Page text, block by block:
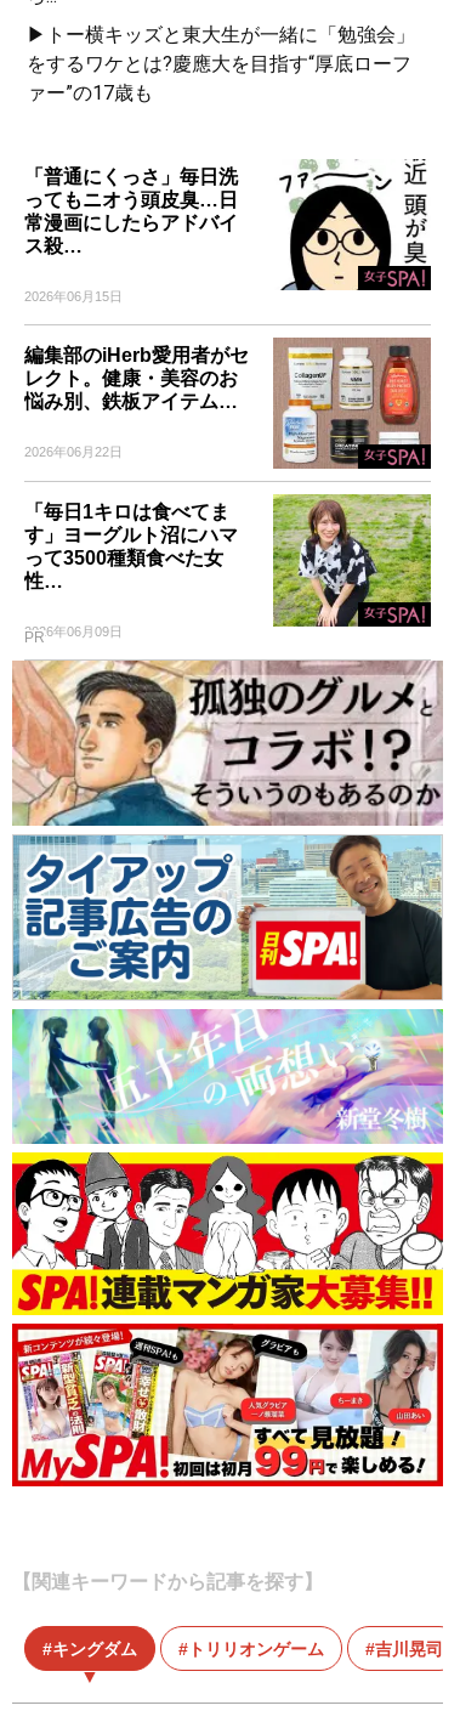
▶トー横キッズと東大生が一緒に「勉強会」
をするワケとは?慶應大を目指す“厚底ローフ
ァー”の17歳も
「普通にくっさ」毎日洗
ってもニオう頭皮臭…日
常漫画にしたらアドバイ
ス殺…
2026年06月15日
編集部のiHerb愛用者がセ
レクト。健康・美容のお
悩み別、鉄板アイテム…
2026年06月22日
「毎日1キロは食べてま
す」ヨーグルト沼にハマ
って3500種類食べた女
性…
2026年06月09日
PR
【関連キーワードから記事を探す】
キングダム トリリオンゲーム 吉川晃司